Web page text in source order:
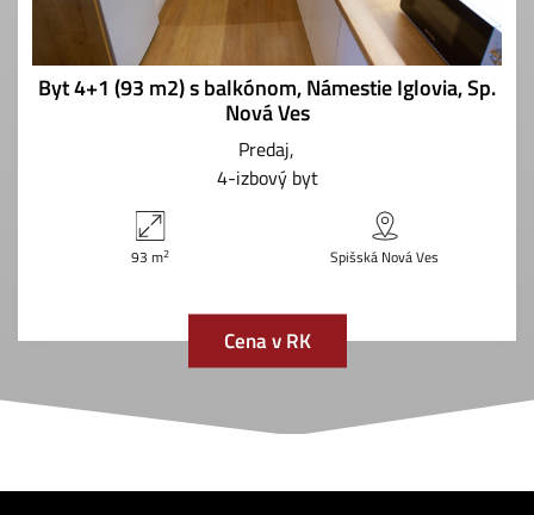
Byt 4+1 (93 m2) s balkónom, Námestie Iglovia, Sp.
Nová Ves
Predaj
4-izbový byt
93 m2 Spišská Nová Ves
Cena v RK